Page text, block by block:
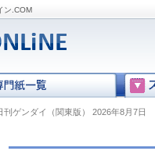
ン.COM
刊ゲンダイ（関東版） 2026年8月7日